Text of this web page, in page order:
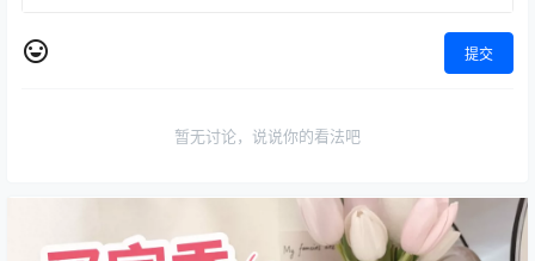
提交
暂无讨论，说说你的看法吧